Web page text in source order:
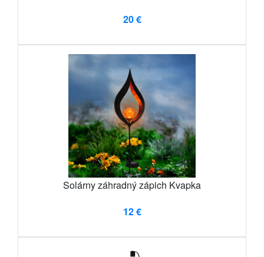
20 €
Solárny záhradný zápich Kvapka
12 €